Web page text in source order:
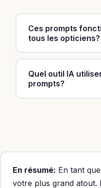
Ces prompts
tous les opticiens?
Oui, ils sont conçus
en général.
spécialité, votre zone
Quel outil IA
prompts?
En résumé: En tant
votre plus grand atout.